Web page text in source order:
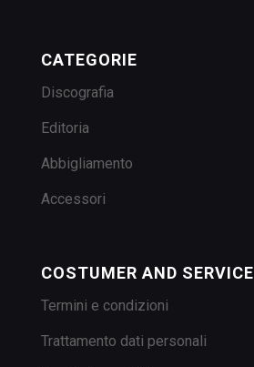
CATEGORIE
Discografia
Editoria
Abbigliamento
Accessori
COSTUMER AND SERVICE
Termini e condizioni
Trattamento dati personali